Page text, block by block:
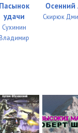
Пасынок
удачи
Сухинин
Осенний
Скирюк